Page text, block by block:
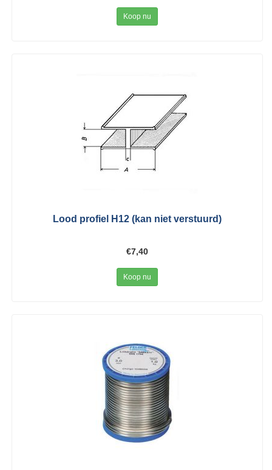
Koop nu
Lood profiel H12 (kan niet verstuurd)
€7,40
Koop nu